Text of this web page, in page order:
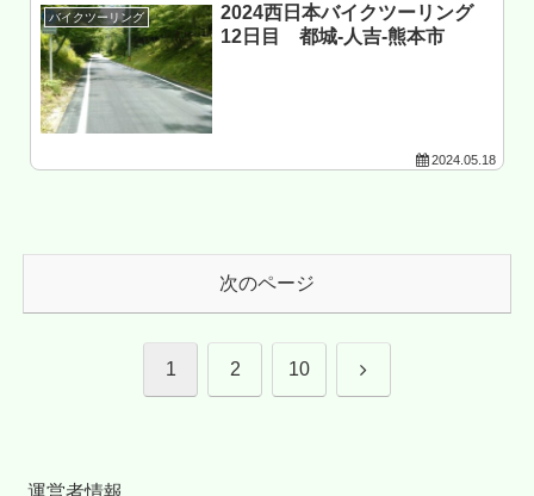
バイクツーリング
2024西日本バイクツーリング
12日目 都城-人吉-熊本市
2024.05.18
次のページ
1 2 10 次